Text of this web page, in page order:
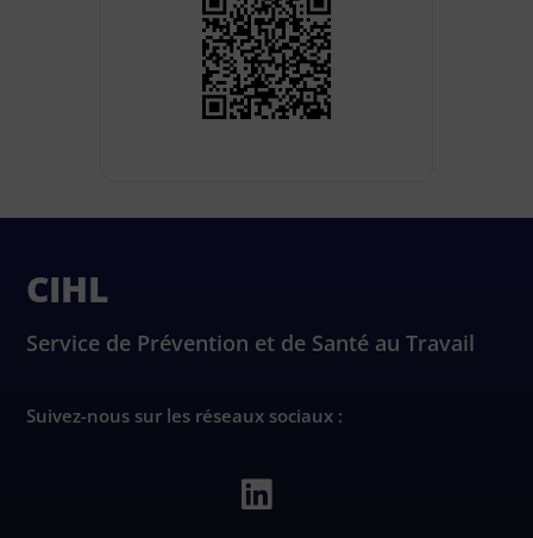
CIHL
Service de Prévention et de Santé au Travail
Suivez-nous sur les réseaux sociaux :